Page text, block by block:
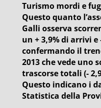
Turismo mordi e
Questo quanto
Galli osserva
un + 3,9% di arrivi e
confermando il
2013 che vede uno
trascorse totali (-
Questo indicano i
Statistica della